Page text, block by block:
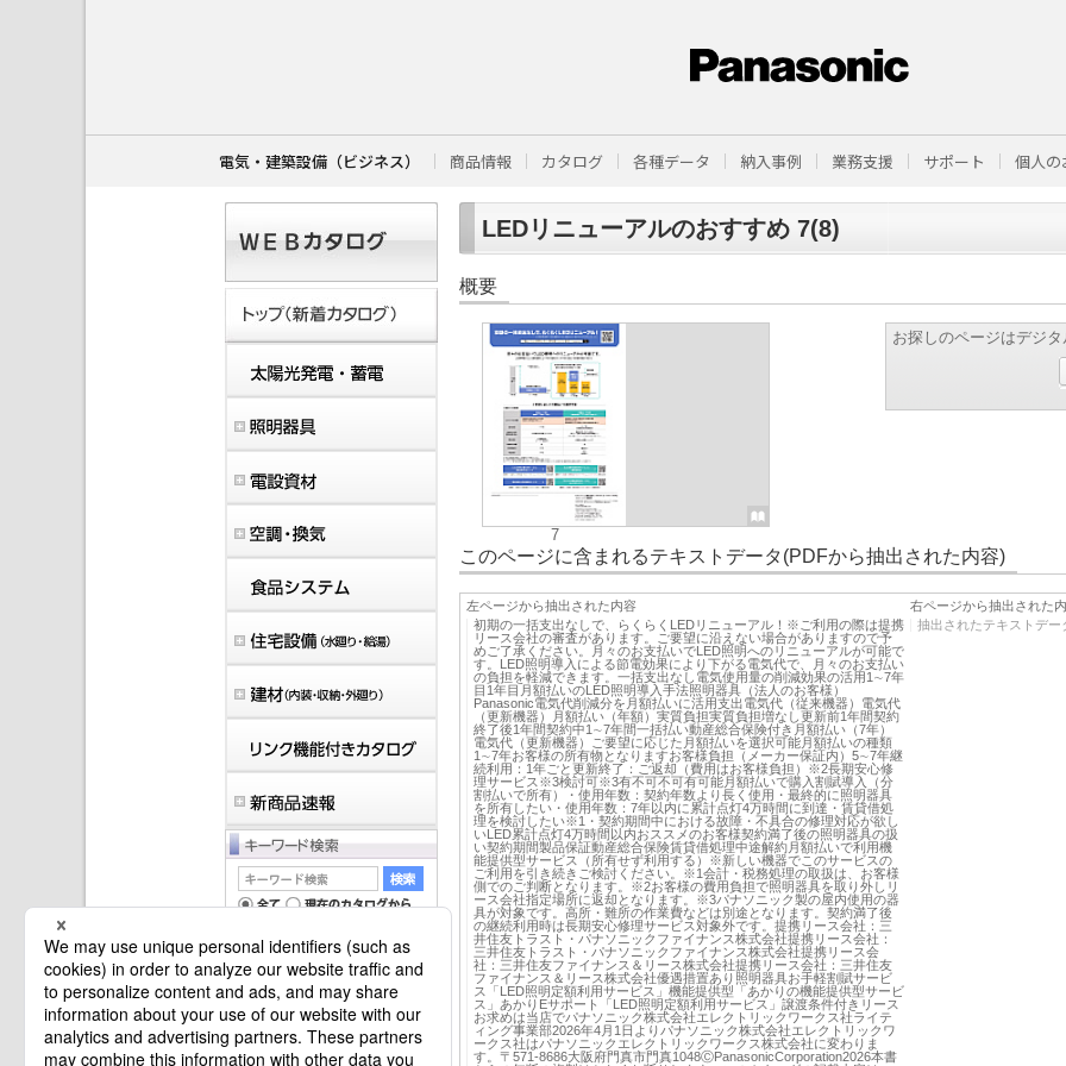
電気・建築設備（ビジネス） 商品情報 カタログ 各種データ 納入事例 業務支援 サポート 個人の
LEDリニューアルのおすすめ 7(8)
概要
7
お探しのページはデジタ
このページに含まれるテキストデータ(PDFから抽出された内容)
左ページから抽出された内容
初期の一括支出なしで、らくらくLEDリニューアル！※ご利用の際は提携
リース会社の審査があります。ご要望に沿えない場合がありますので予
めご了承ください。月々のお支払いでLED照明へのリニューアルが可能で
す。LED照明導入による節電効果により下がる電気代で、月々のお支払い
の負担を軽減できます。一括支出なし電気使用量の削減効果の活用1∼7年
目1年目月額払いのLED照明導入手法照明器具（法人のお客様）
Panasonic電気代削減分を月額払いに活用支出電気代（従来機器）電気代
（更新機器）月額払い（年額）実質負担実質負担増なし更新前1年間契約
終了後1年間契約中1∼7年間一括払い動産総合保険付き月額払い（7年）
電気代（更新機器）ご要望に応じた月額払いを選択可能月額払いの種類
1∼7年お客様の所有物となりますお客様負担（メーカー保証内）5∼7年継
続利用：1年ごと更新終了：ご返却（費用はお客様負担）※2長期安心修
理サービス※3検討可※3有不可不可有可能月額払いで購入割賦導入（分
割払いで所有）・使用年数：契約年数より長く使用・最終的に照明器具
を所有したい・使用年数：7年以内に累計点灯4万時間に到達・賃貸借処
理を検討したい※1・契約期間中における故障・不具合の修理対応が欲し
いLED累計点灯4万時間以内おススメのお客様契約満了後の照明器具の扱
い契約期間製品保証動産総合保険賃貸借処理中途解約月額払いで利用機
能提供型サービス（所有せず利用する）※新しい機器でこのサービスの
ご利用を引き続きご検討ください。※1会計・税務処理の取扱は、お客様
側でのご判断となります。※2お客様の費用負担で照明器具を取り外しリ
ース会社指定場所に返却となります。※3パナソニック製の屋内使用の器
具が対象です。高所・難所の作業費などは別途となります。契約満了後
の継続利用時は長期安心修理サービス対象外です。提携リース会社：三
井住友トラスト・パナソニックファイナンス株式会社提携リース会社：
三井住友トラスト・パナソニックファイナンス株式会社提携リース会
社：三井住友ファイナンス＆リース株式会社提携リース会社：三井住友
ファイナンス＆リース株式会社優遇措置あり照明器具お手軽割賦サービ
ス「LED照明定額利用サービス」機能提供型「あかりの機能提供型サービ
ス」あかりEサポート「LED照明定額利用サービス」譲渡条件付きリース
お求めは当店でパナソニック株式会社エレクトリックワークス社ライテ
ィング事業部2026年4月1日よりパナソニック株式会社エレクトリックワ
ークス社はパナソニックエレクトリックワークス株式会社に変わりま
す。〒571-8686大阪府門真市門真1048ⒸPanasonicCorporation2026本書
右ページから抽出された
抽出されたテキストデー
マイバインダーは空です。